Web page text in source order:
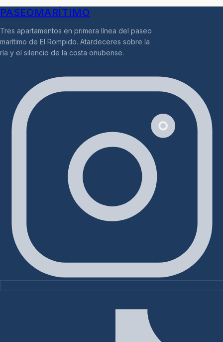
PASEOMARÍTIMO
Tres apartamentos en primera línea del paseo
marítimo de El Rompido. Atardeceres sobre la
ría y el silencio de la costa onubense.